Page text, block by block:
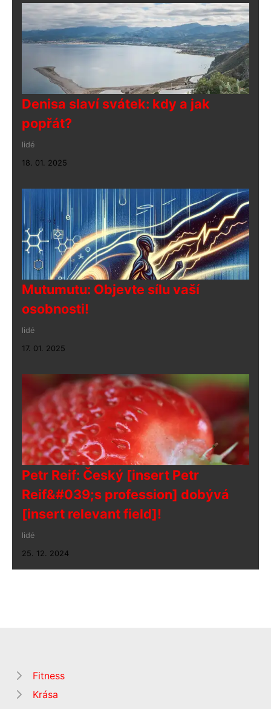
Denisa slaví svátek: kdy a jak
popřát?
lidé
18. 01. 2025
Mutumutu: Objevte sílu vaší
osobnosti!
lidé
17. 01. 2025
Petr Reif: Český [insert Petr
Reif&#039;s profession] dobývá
[insert relevant field]!
lidé
25. 12. 2024
Fitness
Krása